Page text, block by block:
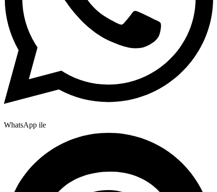
WhatsApp ile